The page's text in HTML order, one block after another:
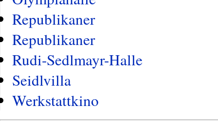
Republikaner
Republikaner
Rudi-Sedlmayr-Halle
Seidlvilla
Werkstattkino